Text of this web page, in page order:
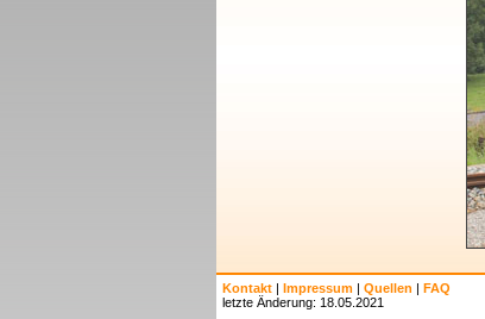
Kontakt | Impressum | Quellen | FAQ
letzte Änderung: 18.05.2021